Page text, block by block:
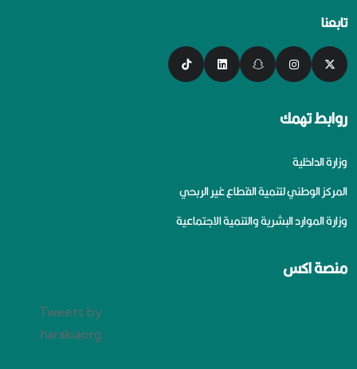
تابعنا
روابط تهمك
وزارة الداخلية
المركز الوطني لتنمية القطاع غير الربحي
وزارة الموارد البشرية والتنمية الاجتماعية
منصة اكس
Tweets by
harakiaorg